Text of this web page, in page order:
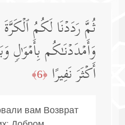
ثُمَّ رَدَدۡنَا لَكُمُ
وَأَمۡدَدۡنَـٰكُم بِأَمۡوَ ٰ⁠لࣲ
أَكۡثَرَ نَفِیرًا ﴿6﴾
вам Возврат